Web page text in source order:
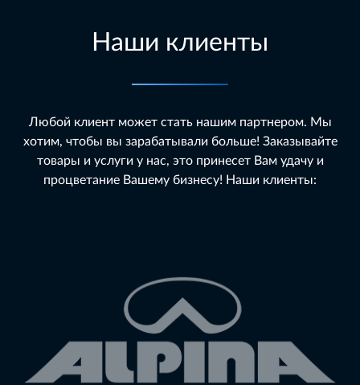
Наши клиенты
Любой клиент может стать нашим партнером. Мы
хотим, чтобы вы зарабатывали больше! Заказывайте
товары и услуги у нас, это принесет Вам удачу и
процветание Вашему бизнесу! Наши клиенты: